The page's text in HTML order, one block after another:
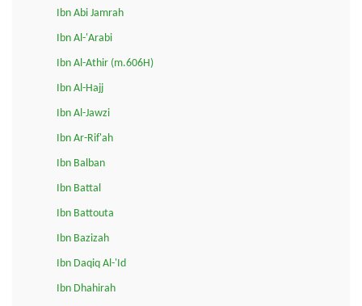
Ibn Abi Jamrah
Ibn Al-'Arabi
Ibn Al-Athir (m.606H)
Ibn Al-Hajj
Ibn Al-Jawzi
Ibn Ar-Rif'ah
Ibn Balban
Ibn Battal
Ibn Battouta
Ibn Bazizah
Ibn Daqiq Al-'Id
Ibn Dhahirah